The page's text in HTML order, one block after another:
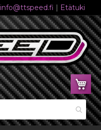
info@ttspeed.fi | Etätuki